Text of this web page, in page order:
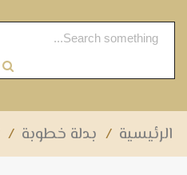
الرئيسية / بدلة خطوبة /